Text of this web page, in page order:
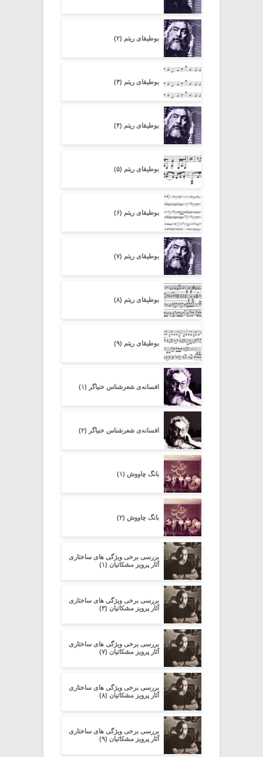
بوطیقای ریتم (۲)
بوطیقای ریتم (۳)
بوطیقای ریتم (۴)
بوطیقای ریتم (۵)
بوطیقای ریتم (۶)
بوطیقای ریتم (۷)
بوطیقای ریتم (۸)
بوطیقای ریتم (۹)
افسانه‌ی شعرشناسِ خنیاگر (۱)
افسانه‌ی شعرشناسِ خنیاگر (۲)
بانگ چاووش (۱)
بانگ چاووش (۲)
بررسی برخی ویژگی های ساختاری
آثار پرویز مشکاتیان (۱)
بررسی برخی ویژگی های ساختاری
آثار پرویز مشکاتیان (۳)
بررسی برخی ویژگی های ساختاری
آثار پرویز مشکاتیان (۷)
بررسی برخی ویژگی های ساختاری
آثار پرویز مشکاتیان (۸)
بررسی برخی ویژگی های ساختاری
آثار پرویز مشکاتیان (۹)